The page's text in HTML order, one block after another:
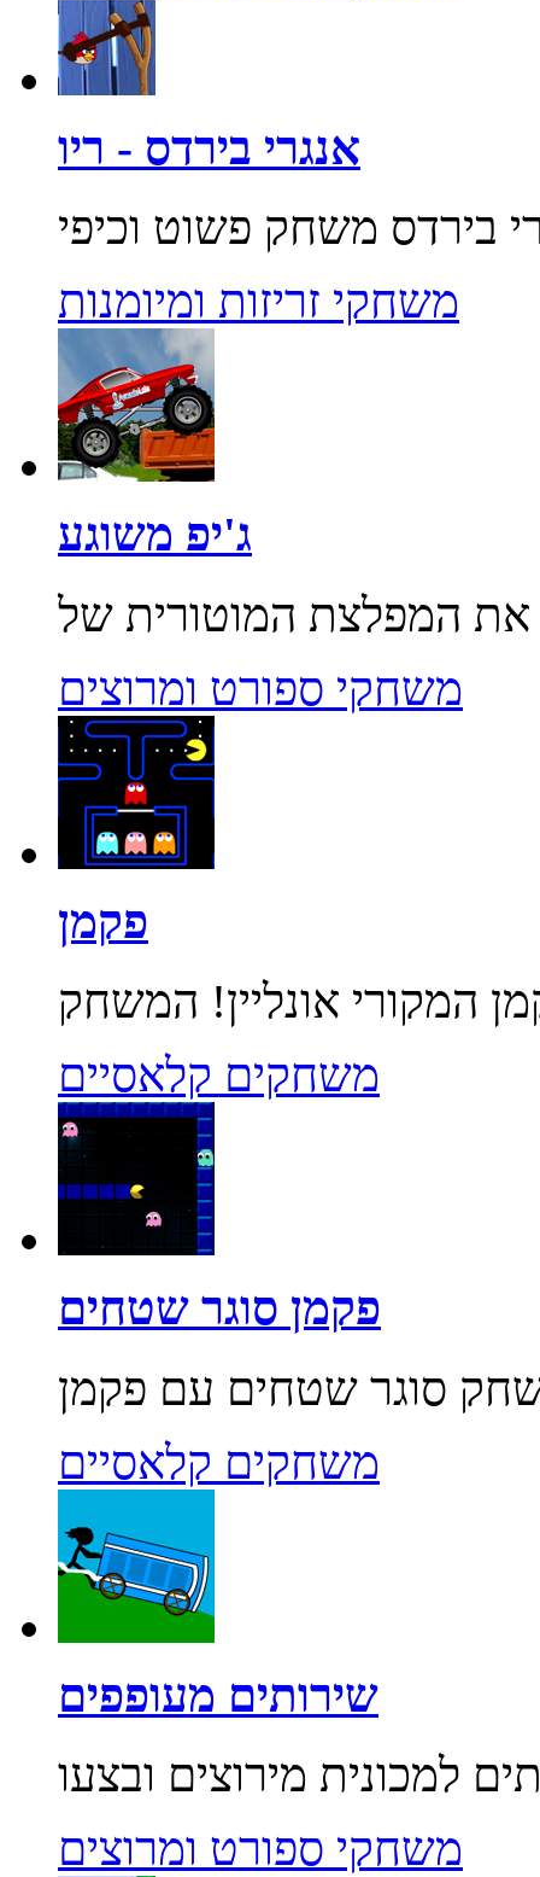
אנגרי בירדס - ריו
משחקי זריזות ומיומנות
ג'יפ משוגע
משחקי ספורט ומרוצים
פקמן
משחקים קלאסיים
פקמן סוגר שטחים
משחקים קלאסיים
שירותים מעופפים
משחקי ספורט ומרוצים